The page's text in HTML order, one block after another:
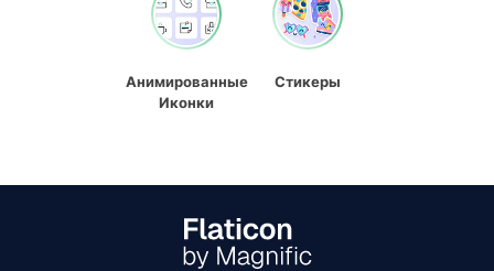
Анимированные
Иконки
Стикеры